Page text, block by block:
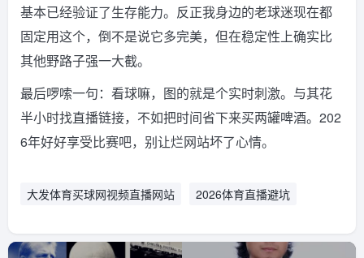
基本已经验证了生存能力。反正我身边的老球迷现在都
固定用这个，倒不是说它多完美，但在稳定性上确实比
其他野路子强一大截。
最后啰嗦一句：看球嘛，图的就是个实时刺激。与其花
半小时找直播链接，不如把时间省下来买两罐啤酒。202
6年好好享受比赛吧，别让烂网站坏了心情。
大发体育买球网视频直播网站 2026体育直播避坑